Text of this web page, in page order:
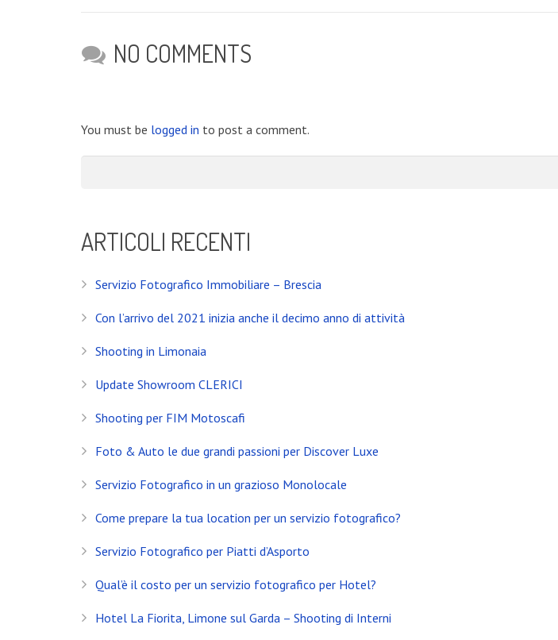
NO COMMENTS
You must be logged in to post a comment.
ARTICOLI RECENTI
Servizio Fotografico Immobiliare – Brescia
Con l’arrivo del 2021 inizia anche il decimo anno di attività
Shooting in Limonaia
Update Showroom CLERICI
Shooting per FIM Motoscafi
Foto & Auto le due grandi passioni per Discover Luxe
Servizio Fotografico in un grazioso Monolocale
Come prepare la tua location per un servizio fotografico?
Servizio Fotografico per Piatti d’Asporto
Qual’è il costo per un servizio fotografico per Hotel?
Hotel La Fiorita, Limone sul Garda – Shooting di Interni
INSTAGRAM
NEWS